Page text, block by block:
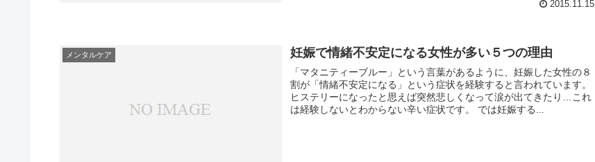
2015.11.15
メンタルケア 妊娠で情緒不安定になる女性が多い５つの理由
「マタニティーブルー」という言葉があるように、妊娠した女性の８
割が「情緒不安定になる」という症状を経験すると言われています。
ヒステリーになったと思えば突然悲しくなって涙が出てきたり…これ
は経験しないとわからない辛い症状です。 では妊娠する...